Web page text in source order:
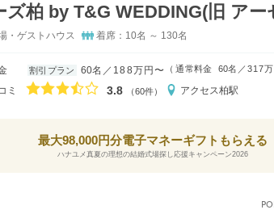
ズ柏 by T&G WEDDING(旧 ア
・ゲストハウス 着席：10名 ～ 130名
割引プラン 60名 188万円〜 （ 通常料金 60名 317
ミ 口コミ評価
3.8 （60件） アクセス柏駅
最大98,000円分電子マネーギフトもらえる
ハナユメ真夏の理想の結婚式場探し応援キャンペーン2026